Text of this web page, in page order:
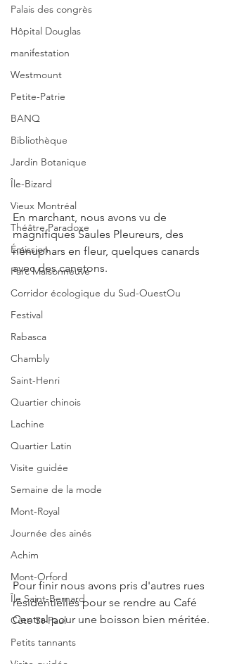
Palais des congrès
Hôpital Douglas
manifestation
Westmount
Petite-Patrie
BANQ
Bibliothèque
Jardin Botanique
Île-Bizard
Vieux Montréal
Théâtre Paradoxe
Émission
Parc Maisonneuve
Corridor écologique du Sud-OuestOu
Festival
Rabasca
Chambly
Saint-Henri
Quartier chinois
Lachine
Quartier Latin
Visite guidée
Semaine de la mode
Mont-Royal
Journée des ainés
Achim
Mont-Orford
Île Saint-Bernard
Côte St-Paul
Petits tannants
En marchant, nous avons vu de
magnifiques Saules Pleureurs, des
nénuphars en fleur, quelques canards
avec des canetons.
Pour finir nous avons pris d'autres rues
résidentielles pour se rendre au Café
Central pour une boisson bien méritée.